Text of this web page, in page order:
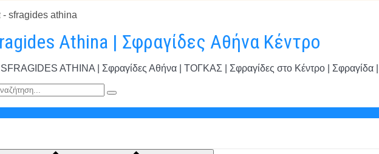
Athina | Σφραγίδες Αθήνα Κέντρο
ATHINA | Σφραγίδες Αθήνα | ΤΟΓΚΑΣ | Σφραγίδες στο Κέντρο | Σφραγίδα